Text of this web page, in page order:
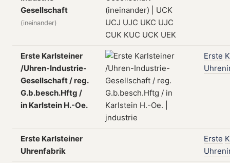
Gesellschaft
(ineinander)
Erste Karlsteiner
/Uhren-Industrie-
Gesellschaft / reg.
G.b.besch.Hftg /
in Karlstein H.-Oe.
Erste
Erste Karlsteiner
Uhrenfabrik
Erste